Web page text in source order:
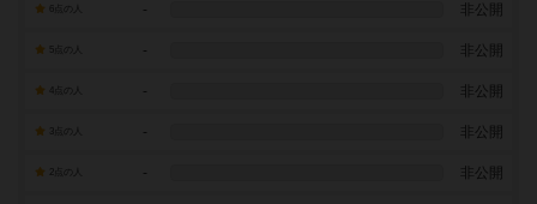
- 非公開
- 非公開
- 非公開
- 非公開
- 非公開